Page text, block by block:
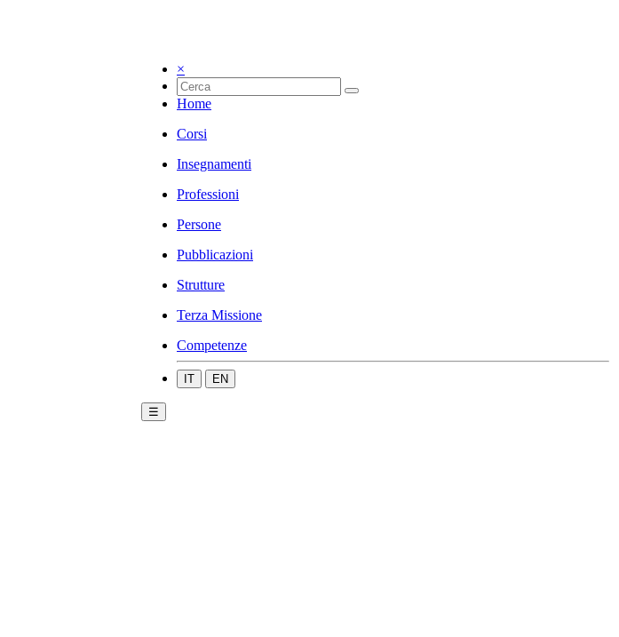
×
Home
Corsi
Insegnamenti
Professioni
Persone
Pubblicazioni
Strutture
Terza Missione
Competenze
IT EN
☰